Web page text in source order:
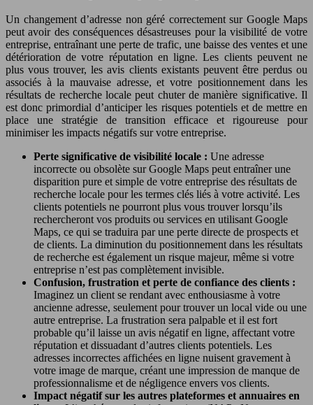
Un changement d’adresse non géré correctement sur Google Maps
peut avoir des conséquences désastreuses pour la visibilité de votre
entreprise, entraînant une perte de trafic, une baisse des ventes et une
détérioration de votre réputation en ligne. Les clients peuvent ne
plus vous trouver, les avis clients existants peuvent être perdus ou
associés à la mauvaise adresse, et votre positionnement dans les
résultats de recherche locale peut chuter de manière significative. Il
est donc primordial d’anticiper les risques potentiels et de mettre en
place une stratégie de transition efficace et rigoureuse pour
minimiser les impacts négatifs sur votre entreprise.
Perte significative de visibilité locale : Une adresse
incorrecte ou obsolète sur Google Maps peut entraîner une
disparition pure et simple de votre entreprise des résultats de
recherche locale pour les termes clés liés à votre activité. Les
clients potentiels ne pourront plus vous trouver lorsqu’ils
rechercheront vos produits ou services en utilisant Google
Maps, ce qui se traduira par une perte directe de prospects et
de clients. La diminution du positionnement dans les résultats
de recherche est également un risque majeur, même si votre
entreprise n’est pas complètement invisible.
Confusion, frustration et perte de confiance des clients :
Imaginez un client se rendant avec enthousiasme à votre
ancienne adresse, seulement pour trouver un local vide ou une
autre entreprise. La frustration sera palpable et il est fort
probable qu’il laisse un avis négatif en ligne, affectant votre
réputation et dissuadant d’autres clients potentiels. Les
adresses incorrectes affichées en ligne nuisent gravement à
votre image de marque, créant une impression de manque de
professionnalisme et de négligence envers vos clients.
Impact négatif sur les autres plateformes et annuaires en